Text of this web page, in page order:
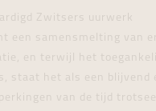
Zwitsers uurwerk
een samensmelting van
en terwijl het
staat het als een blijvend
van de tijd